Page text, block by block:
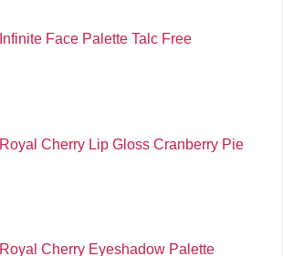
Infinite Face Palette Talc Free
Royal Cherry Lip Gloss Cranberry Pie
Royal Cherry Eyeshadow Palette